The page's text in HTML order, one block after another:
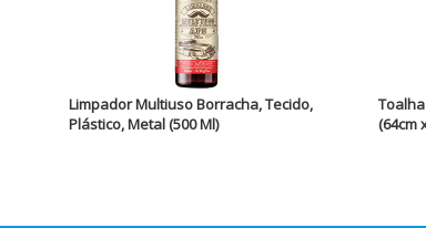
Limpador Multiuso Borracha, Tecido,
Plástico, Metal (500 Ml)
(64cm